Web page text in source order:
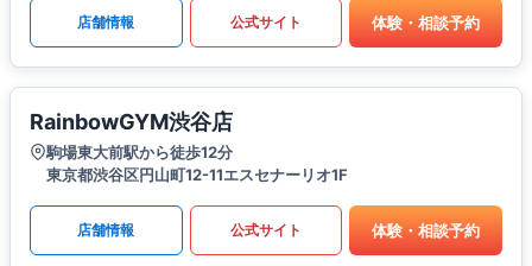
店舗情報 公式サイト 体験・相談予約
RainbowGYM渋谷店
駒場東大前駅から徒歩12分
東京都渋谷区円山町12-11エスセナーリオ1F
店舗情報 公式サイト 体験・相談予約